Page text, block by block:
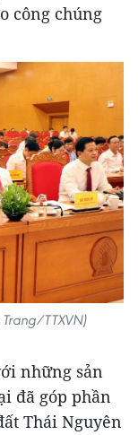
công chúng
TTXVN)
những sản
đã góp phần
Thái Nguyên